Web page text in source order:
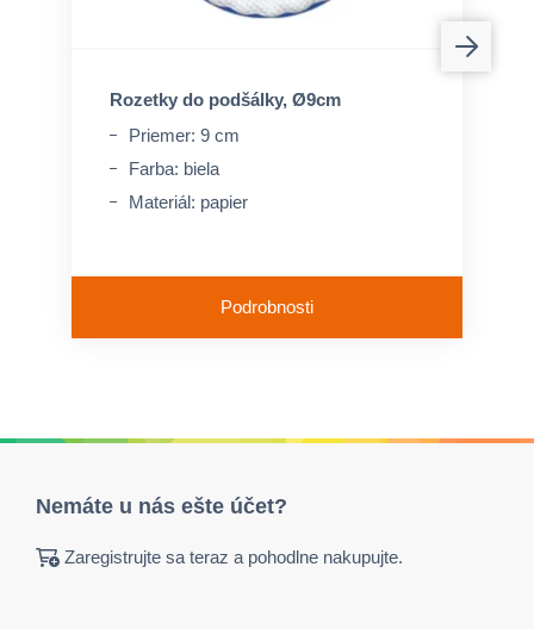
Rozetky do podšálky, Ø9cm
Priemer: 9 cm
Farba: biela
Materiál: papier
Podrobnosti
Nemáte u nás ešte účet?
Zaregistrujte sa teraz a pohodlne nakupujte.